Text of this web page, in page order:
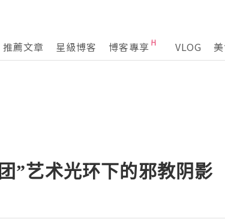
推薦文章 星級博客 博客專享 VLOG
”艺术光环下的邪教阴影